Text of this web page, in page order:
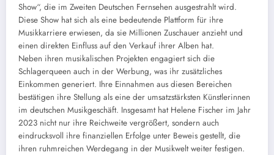
Show“, die im Zweiten Deutschen Fernsehen ausgestrahlt wird.
Diese Show hat sich als eine bedeutende Plattform für ihre
Musikkarriere erwiesen, da sie Millionen Zuschauer anzieht und
einen direkten Einfluss auf den Verkauf ihrer Alben hat.
Neben ihren musikalischen Projekten engagiert sich die
Schlagerqueen auch in der Werbung, was ihr zusätzliches
Einkommen generiert. Ihre Einnahmen aus diesen Bereichen
bestätigen ihre Stellung als eine der umsatzstärksten Künstlerinnen
im deutschen Musikgeschäft. Insgesamt hat Helene Fischer im Jahr
2023 nicht nur ihre Reichweite vergrößert, sondern auch
eindrucksvoll ihre finanziellen Erfolge unter Beweis gestellt, die
ihren ruhmreichen Werdegang in der Musikwelt weiter festigen.